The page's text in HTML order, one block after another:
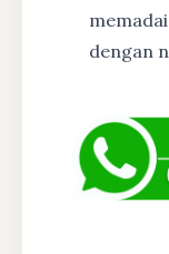
dengan